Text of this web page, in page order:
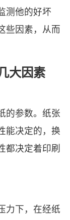
测他的好坏
些因素，从而
大因素
的参数。纸张
能决定的，换
都决定着印刷
力下，在经纸